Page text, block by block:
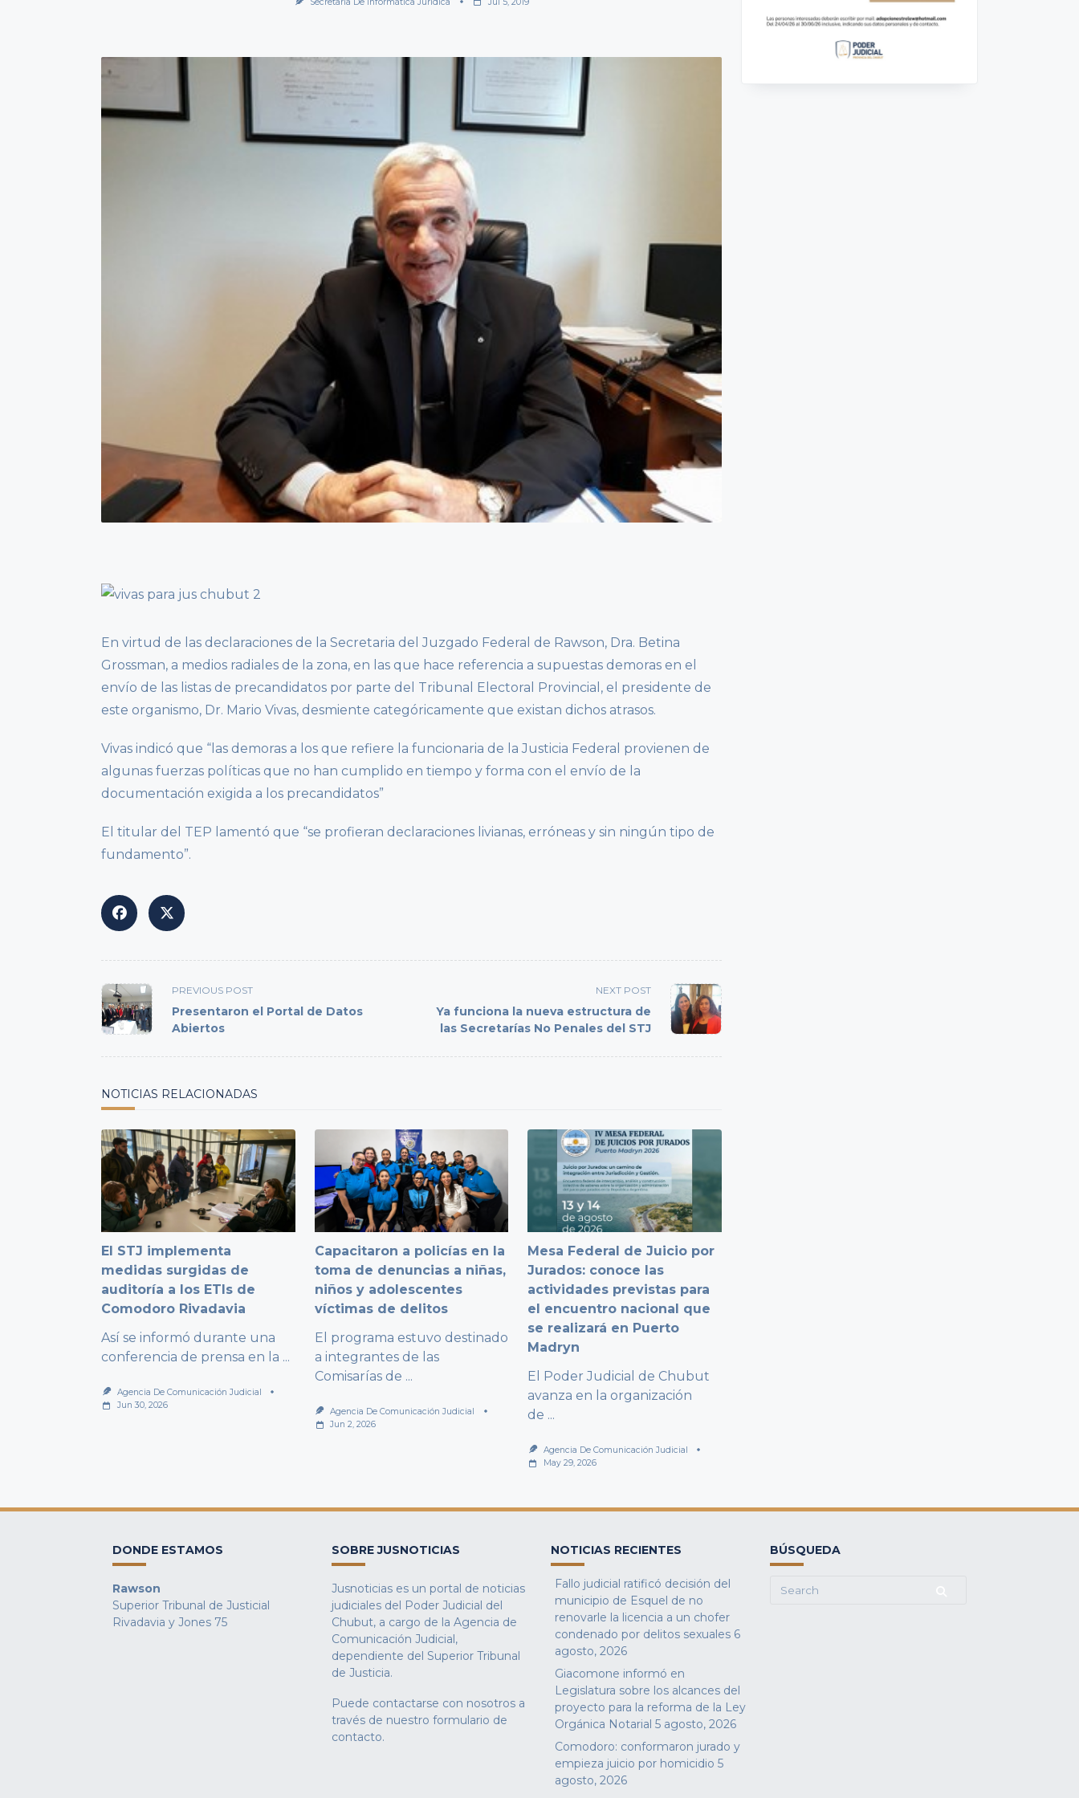
En virtud de las declaraciones de la Secretaria del Juzgado Federal de Rawson, Dra. Betina
Grossman, a medios radiales de la zona, en las que hace referencia a supuestas demoras en el
envío de las listas de precandidatos por parte del Tribunal Electoral Provincial, el presidente de
este organismo, Dr. Mario Vivas, desmiente categóricamente que existan dichos atrasos.
Vivas indicó que “las demoras a los que refiere la funcionaria de la Justicia Federal provienen de
algunas fuerzas políticas que no han cumplido en tiempo y forma con el envío de la
documentación exigida a los precandidatos”
El titular del TEP lamentó que “se profieran declaraciones livianas, erróneas y sin ningún tipo de
fundamento”.
<span
class="nav-
subtitle
PREVIOUS POST
Presentaron el Portal de Datos
Abiertos
NEXT POST
Ya funciona la nueva estructura de
las Secretarías No Penales del STJ
NOTICIAS RELACIONADAS
El STJ implementa
medidas surgidas de
auditoría a los ETIs de
Comodoro Rivadavia
Así se informó durante una
conferencia de prensa en la ...
Agencia De Comunicación Judicial
Jun 30, 2026
Capacitaron a policías en la
toma de denuncias a niñas,
niños y adolescentes
víctimas de delitos
El programa estuvo destinado
a integrantes de las
Comisarías de ...
Agencia De Comunicación Judicial
Jun 2, 2026
Mesa Federal de Juicio por
Jurados: conoce las
actividades previstas para
el encuentro nacional que
se realizará en Puerto
Madryn
El Poder Judicial de Chubut
avanza en la organización
de ...
Agencia De Comunicación Judicial
May 29, 2026
DONDE ESTAMOS
Rawson
Superior Tribunal de Justicial
Rivadavia y Jones 75
SOBRE JUSNOTICIAS
Jusnoticias es un portal de noticias
judiciales del Poder Judicial del
Chubut, a cargo de la Agencia de
Comunicación Judicial,
dependiente del Superior Tribunal
de Justicia.
Puede contactarse con nosotros a
través de nuestro formulario de
contacto.
NOTICIAS RECIENTES
Fallo judicial ratificó decisión del
municipio de Esquel de no
renovarle la licencia a un chofer
condenado por delitos sexuales 6
agosto, 2026
Giacomone informó en
Legislatura sobre los alcances del
proyecto para la reforma de la Ley
Orgánica Notarial 5 agosto, 2026
Comodoro: conformaron jurado y
empieza juicio por homicidio 5
agosto, 2026
BÚSQUEDA
Search